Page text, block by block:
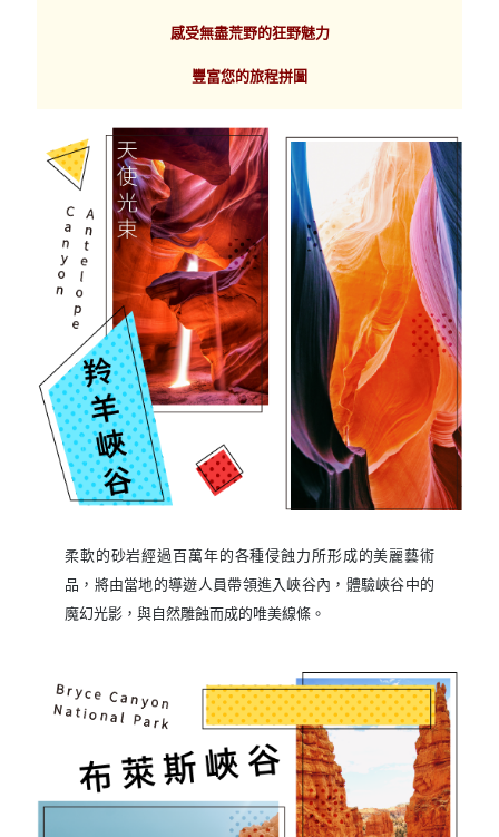
感受無盡荒野的狂野魅力
豐富您的旅程拼圖
柔軟的砂岩經過百萬年的各種侵蝕力所形成的美麗藝術
品，將由當地的導遊人員帶領進入峽谷內，體驗峽谷中的
魔幻光影，與自然雕蝕而成的唯美線條。